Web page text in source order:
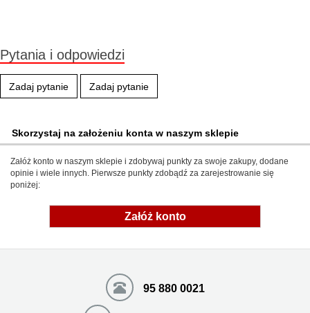
Pytania i odpowiedzi
Zadaj pytanie Zadaj pytanie
Skorzystaj na założeniu konta w naszym sklepie
Załóż konto w naszym sklepie i zdobywaj punkty za swoje zakupy, dodane
opinie i wiele innych. Pierwsze punkty zdobądź za zarejestrowanie się
poniżej:
Załóż konto
95 880 0021